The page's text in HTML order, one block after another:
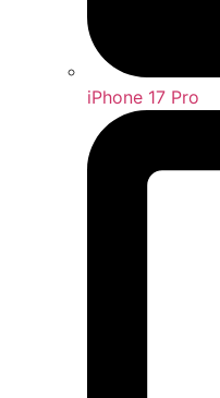
iPhone 17 Pro